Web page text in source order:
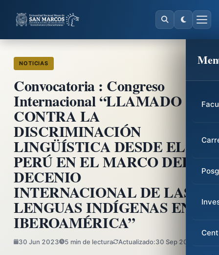
NOTICIAS
Convocatoria : Congreso
Internacional “LLAMADO
CONTRA LA
DISCRIMINACIÓN
LINGÜÍSTICA DESDE EL
PERÚ EN EL MARCO DEL
DECENIO
INTERNACIONAL DE LAS
LENGUAS INDÍGENAS EN
IBEROAMÉRICA”
30 Jun 2023 5 min de lectura Actualizado:30 Sep 2023